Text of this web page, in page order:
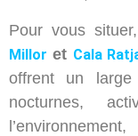
Pour vous situer,
Millor et Cala
offrent un large
nocturnes,